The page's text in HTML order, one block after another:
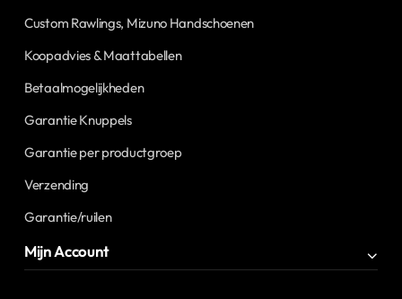
Custom Rawlings, Mizuno Handschoenen
Koopadvies & Maattabellen
Betaalmogelijkheden
Garantie Knuppels
Garantie per productgroep
Verzending
Garantie/ruilen
Mijn Account